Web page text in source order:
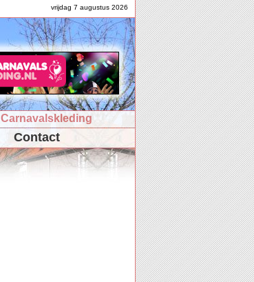
vrijdag 7 augustus 2026
Carnavalskleding
Contact